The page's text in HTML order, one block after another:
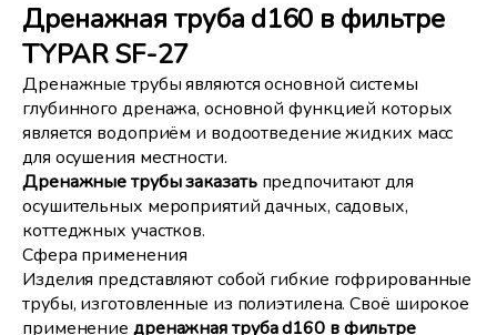
Дренажная труба d160 в фильтре
TYPAR SF-27
Дренажные трубы являются основной системы
глубинного дренажа, основной функцией которых
является водоприём и водоотведение жидких масс
для осушения местности.
Дренажные трубы заказатьпредпочитают для
осушительных мероприятий дачных, садовых,
коттеджных участков.
Сфера применения
Изделия представляют собой гибкие гофрированные
трубы, изготовленные из полиэтилена. Своё широкое
применение дренажная труба d160 в фильтре